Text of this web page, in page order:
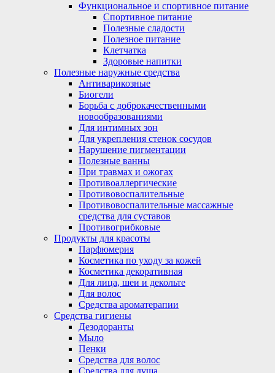
Функциональное и спортивное питание
Спортивное питание
Полезные сладости
Полезное питание
Клетчатка
Здоровые напитки
Полезные наружные средства
Антиварикозные
Биогели
Борьба с доброкачественными
новообразованиями
Для интимных зон
Для укрепления стенок сосудов
Нарушение пигментации
Полезные ванны
При травмах и ожогах
Противоаллергические
Противовоспалительные
Противовоспалительные массажные
средства для суставов
Противогрибковые
Продукты для красоты
Парфюмерия
Косметика по уходу за кожей
Косметика декоративная
Для лица, шеи и декольте
Для волос
Средства ароматерапии
Средства гигиены
Дезодоранты
Мыло
Пенки
Средства для волос
Средства для душа